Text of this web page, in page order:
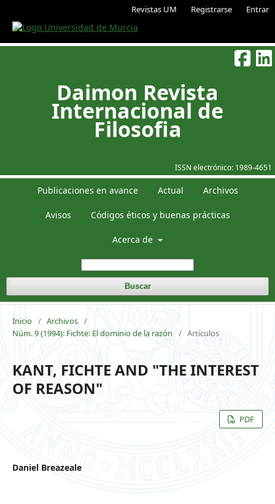
Revistas UM Registrarse Entrar
ISSN electrónico: 1989-4651
Daimon Revista
Internacional de
Filosofia
Publicaciones en avance Actual Archivos
Avisos Códigos éticos y buenas prácticas
Acerca de
Buscar
Inicio / Archivos /
Núm. 9 (1994): Fichte: El dominio de la razón
/ Artículos
KANT, FICHTE AND "THE INTEREST
OF REASON"
PDF
Daniel Breazeale